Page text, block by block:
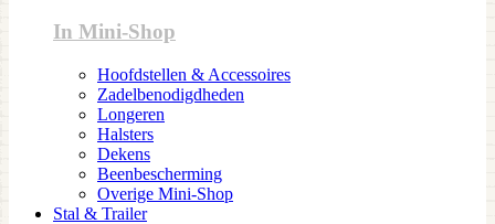
In Mini-Shop
Hoofdstellen & Accessoires
Zadelbenodigdheden
Longeren
Halsters
Dekens
Beenbescherming
Overige Mini-Shop
Stal & Trailer